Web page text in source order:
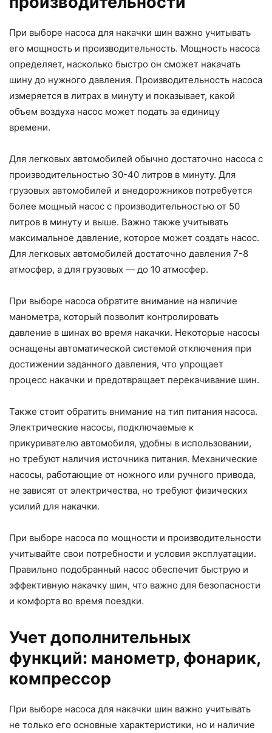
При выборе насоса для накачки шин важно учитывать
его мощность и производительность. Мощность насоса
определяет, насколько быстро он сможет накачать
шину до нужного давления. Производительность насоса
измеряется в литрах в минуту и показывает, какой
объем воздуха насос может подать за единицу
времени.
Для легковых автомобилей обычно достаточно насоса с
производительностью 30-40 литров в минуту. Для
грузовых автомобилей и внедорожников потребуется
более мощный насос с производительностью от 50
литров в минуту и выше. Важно также учитывать
максимальное давление, которое может создать насос.
Для легковых автомобилей достаточно давления 7-8
атмосфер, а для грузовых — до 10 атмосфер.
При выборе насоса обратите внимание на наличие
манометра, который позволит контролировать
давление в шинах во время накачки. Некоторые насосы
оснащены автоматической системой отключения при
достижении заданного давления, что упрощает
процесс накачки и предотвращает перекачивание шин.
Также стоит обратить внимание на тип питания насоса.
Электрические насосы, подключаемые к
прикуривателю автомобиля, удобны в использовании,
но требуют наличия источника питания. Механические
насосы, работающие от ножного или ручного привода,
не зависят от электричества, но требуют физических
усилий для накачки.
При выборе насоса по мощности и производительности
учитывайте свои потребности и условия эксплуатации.
Правильно подобранный насос обеспечит быструю и
эффективную накачку шин, что важно для безопасности
и комфорта во время поездки.
Учет дополнительных
функций: манометр, фонарик,
компрессор
При выборе насоса для накачки шин важно учитывать
не только его основные характеристики, но и наличие